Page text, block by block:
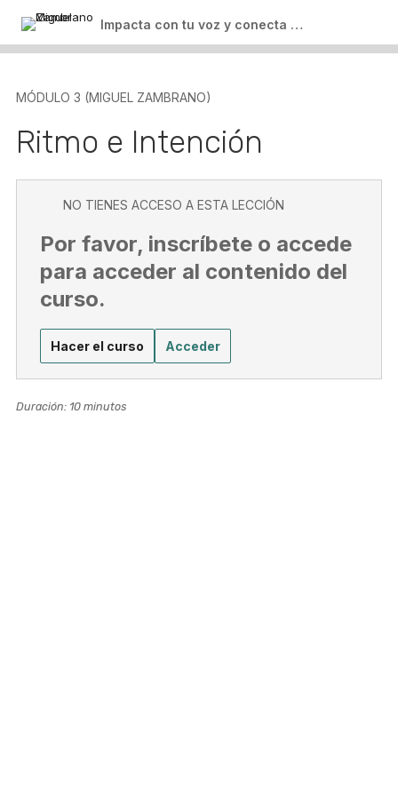
Impacta con tu voz y conecta con tu audiencia
inolvidables
Descargable – Lectura interpretativa
Descargable – Guía: Discursos persuasivos
Descargable – El semáforo de la dicción
Oratoria Orgánica
Elevator Pitch
Posicionamiento
Descargable – PLANTILLA: Construye tu elevator pitch
Reflexiones Finales
2 lecciones
MÓDULO 3 (MIGUEL ZAMBRANO)
Ritmo e Intención
NO TIENES ACCESO A ESTA LECCIÓN
Por favor, inscríbete o accede
para acceder al contenido del
curso.
Hacer el curso Acceder
Duración: 10 minutos